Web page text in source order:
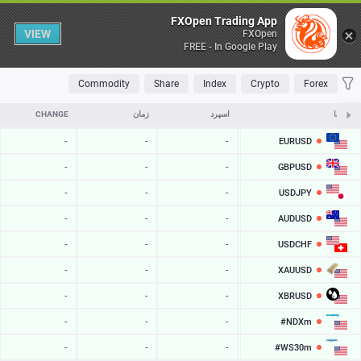
Table
FAVORITES
MOST TRADED
TOP RISERS
TOP FALLERS
Forex
Crypto
Index
Share
Commodity
نمادها اسپرد زمان CHANGE
EURUSD -
-
-
-
GBPUSD -
-
-
-
USDJPY -
-
-
-
AUDUSD -
-
-
-
USDCHF -
-
-
-
XAUUSD -
-
-
-
XBRUSD -
-
-
-
#NDXm -
-
-
-
#WS30m -
-
-
-
FXOpen Trading App
FXOpen
FREE - In Google Play
VIEW